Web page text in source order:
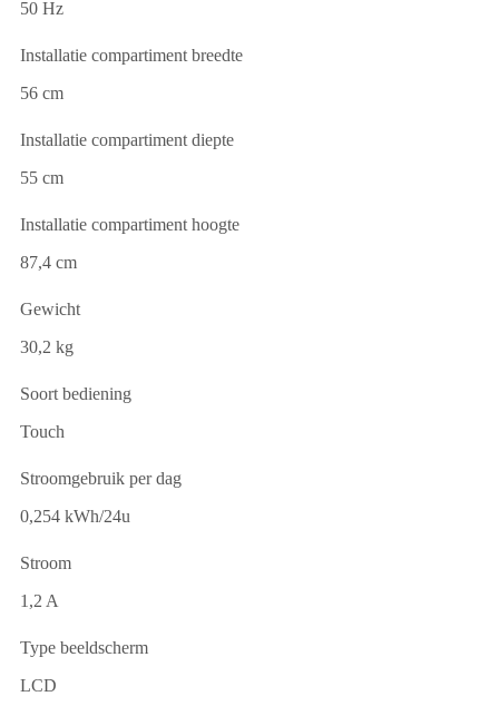
50 Hz
Installatie compartiment breedte
56 cm
Installatie compartiment diepte
55 cm
Installatie compartiment hoogte
87,4 cm
Gewicht
30,2 kg
Soort bediening
Touch
Stroomgebruik per dag
0,254 kWh/24u
Stroom
1,2 A
Type beeldscherm
LCD